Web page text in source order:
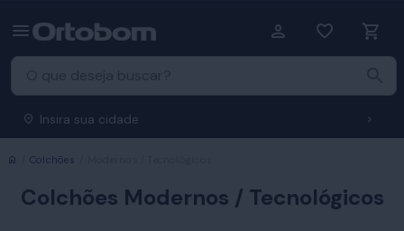
Insira sua cidade
Início
Colchões
Colchões Modernos / Tecnológicos